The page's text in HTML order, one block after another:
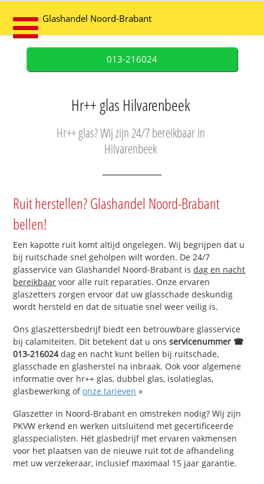
Glashandel Noord-Brabant
013-216024
Hr++ glas Hilvarenbeek
Hr++ glas? Wij zijn 24/7 bereikbaar in
Hilvarenbeek
Ruit herstellen? Glashandel Noord-Brabant
bellen!
Een kapotte ruit komt altijd ongelegen. Wij begrijpen dat u
bij ruitschade snel geholpen wilt worden. De 24/7
glasservice van Glashandel Noord-Brabant isdag en nacht
bereikbaar voor alle ruit reparaties. Onze ervaren
glaszetters zorgen ervoor dat uw glasschade deskundig
wordt hersteld en dat de situatie snel weer veilig is.
Ons glaszettersbedrijf biedt een betrouwbare glasservice
bij calamiteiten. Dit betekent dat u onsservicenummer ☎
013-216024dag en nacht kunt bellen bij ruitschade,
glasschade en glasherstel na inbraak. Ook voor algemene
informatie over hr++ glas, dubbel glas, isolatieglas,
glasbewerking ofonze tarieven »
Glaszetter in Noord-Brabant en omstreken nodig? Wij zijn
PKVW erkend en werken uitsluitend met gecertificeerde
glasspecialisten. Hét glasbedrijf met ervaren vakmensen
voor het plaatsen van de nieuwe ruit tot de afhandeling
met uw verzekeraar, inclusief maximaal 15 jaar garantie.